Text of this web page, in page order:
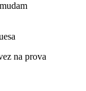
na prova